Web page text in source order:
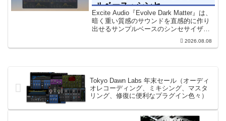
ルベース・シンセ
Excite Audio『Evolve Dark Matter』は、
暗く重い質感のサウンドを直感的に作り
出せるサンプルベースのシンセサイザー
です。ダークD&Bやアトモスフェリッ
ク・テクノ、シネマティック作品に適し
2026.08.08
Tokyo Dawn Labs 年末セール（オーディ
オレコーディング、ミキシング、マスタ
リング、修復に便利なプラグイン色々）